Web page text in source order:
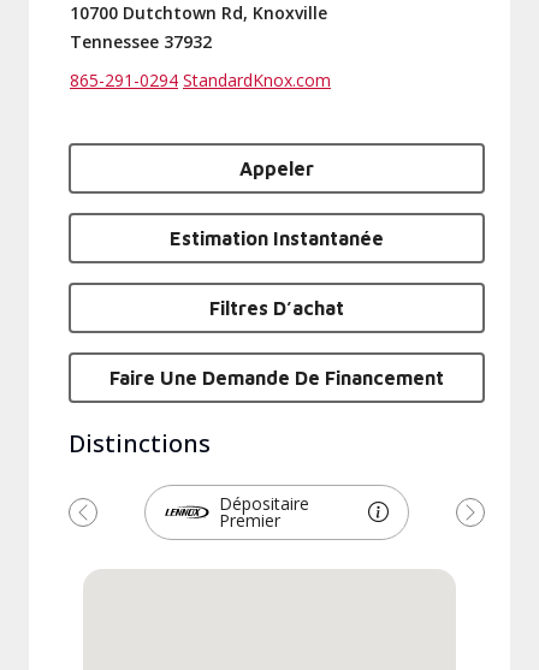
10700 Dutchtown Rd, Knoxville
Tennessee 37932
865-291-0294 StandardKnox.com
Appeler
Estimation Instantanée
Filtres D’achat
Faire Une Demande De Financement
Distinctions
Dépositaire
Premier
Précédent Suivant